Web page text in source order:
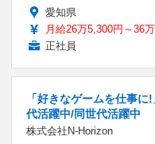
愛知県
月給26万5,300円～36
正社員
「好きなゲームを仕事
代活躍中/同世代活躍中
株式会社N-Horizon